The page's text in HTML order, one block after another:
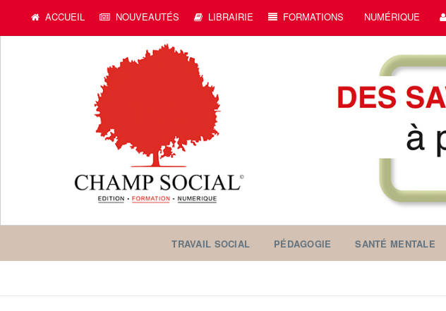
ACCUEIL NOUVEAUTÉS LIBRAIRIE FORMATIONS NUMÉRIQUE
TRAVAIL SOCIAL PÉDAGOGIE SANTÉ MENTALE